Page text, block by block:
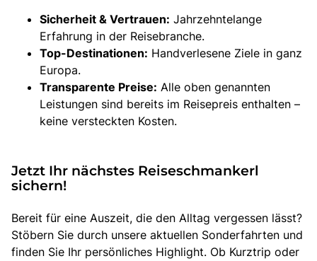
Sicherheit & Vertrauen: Jahrzehntelange
Erfahrung in der Reisebranche.
Top-Destinationen: Handverlesene Ziele in ganz
Europa.
Transparente Preise: Alle oben genannten
Leistungen sind bereits im Reisepreis enthalten –
keine versteckten Kosten.
Jetzt Ihr nächstes Reiseschmankerl
sichern!
Bereit für eine Auszeit, die den Alltag vergessen lässt?
Stöbern Sie durch unsere aktuellen Sonderfahrten und
finden Sie Ihr persönliches Highlight. Ob Kurztrip oder